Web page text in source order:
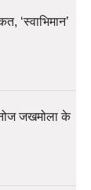
‘स्वाभिमान’
जखमोला के